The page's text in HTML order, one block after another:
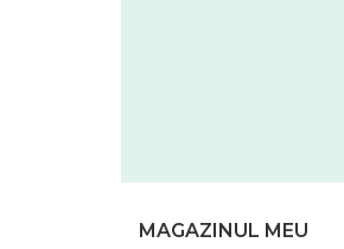
MAGAZINUL MEU